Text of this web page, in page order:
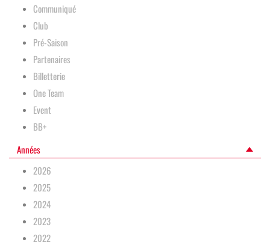
Communiqué
Club
Pré-Saison
Partenaires
Billetterie
One Team
Event
BB+
Années
2026
2025
2024
2023
2022